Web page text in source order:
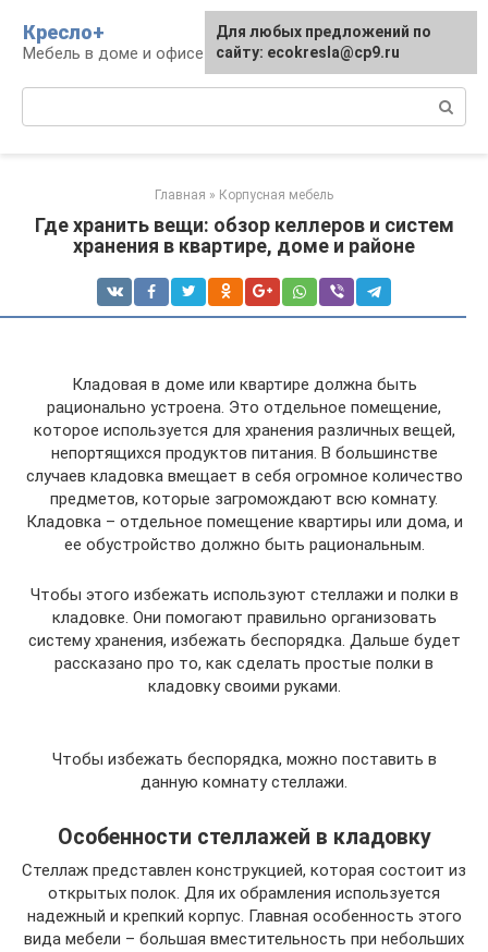
контенту
Кресло+
Мебель в доме и офисе
Главная » Корпусная мебель
Где хранить вещи: обзор келлеров и систем
хранения в квартире, доме и районе
Кладовая в доме или квартире должна быть
рационально устроена. Это отдельное помещение,
которое используется для хранения различных вещей,
непортящихся продуктов питания. В большинстве
случаев кладовка вмещает в себя огромное количество
предметов, которые загромождают всю комнату.
Кладовка – отдельное помещение квартиры или дома, и
ее обустройство должно быть рациональным.
Чтобы этого избежать используют стеллажи и полки в
кладовке. Они помогают правильно организовать
систему хранения, избежать беспорядка. Дальше будет
рассказано про то, как сделать простые полки в
кладовку своими руками.
Чтобы избежать беспорядка, можно поставить в
данную комнату стеллажи.
Особенности стеллажей в кладовку
Стеллаж представлен конструкцией, которая состоит из
открытых полок. Для их обрамления используется
надежный и крепкий корпус. Главная особенность этого
вида мебели – большая вместительность при небольших
Для любых предложений по
сайту: ecokresla@cp9.ru